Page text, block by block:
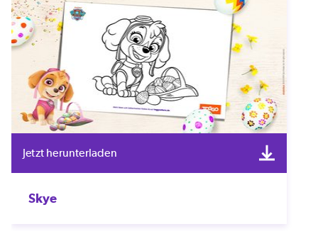
Jetzt herunterladen
Skye